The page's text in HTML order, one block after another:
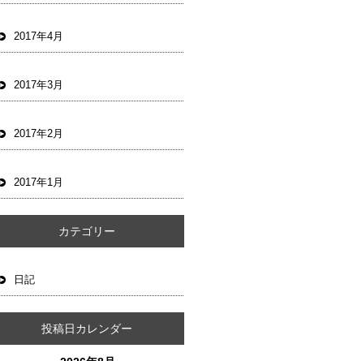
2017年4月
2017年3月
2017年2月
2017年1月
カテゴリー
日記
投稿日カレンダー